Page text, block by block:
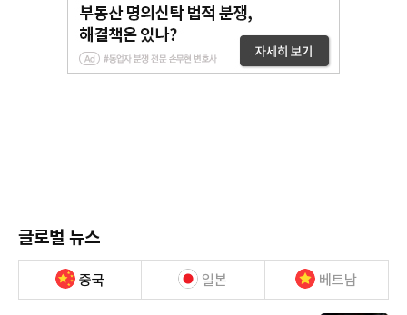
글로벌 뉴스
중국 일본 베트남